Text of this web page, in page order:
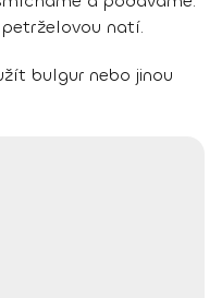
natí.
bulgur nebo jinou